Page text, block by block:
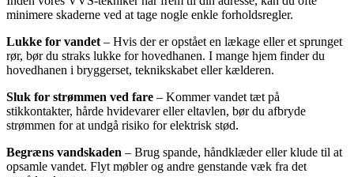
minimere skaderne ved at tage nogle enkle forholdsregler.
Lukke for vandet – Hvis der er opstået en lækage eller et sprunget
rør, bør du straks lukke for hovedhanen. I mange hjem finder du
hovedhanen i bryggerset, teknikskabet eller kælderen.
Sluk for strømmen ved fare – Kommer vandet tæt på
stikkontakter, hårde hvidevarer eller eltavlen, bør du afbryde
strømmen for at undgå risiko for elektrisk stød.
Begræns vandskaden – Brug spande, håndklæder eller klude til at
opsamle vandet. Flyt møbler og andre genstande væk fra det